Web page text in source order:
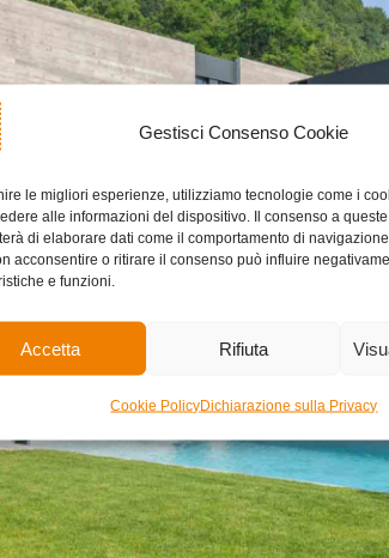
Gestisci Consenso Cookie
le migliori esperienze, utilizziamo tecnologie come i
alle informazioni del dispositivo. Il consenso a
di elaborare dati come il comportamento di
acconsentire o ritirare il consenso può influire
e funzioni.
Accetta Rifiuta
Cookie PolicyDichiarazione sulla Privacy